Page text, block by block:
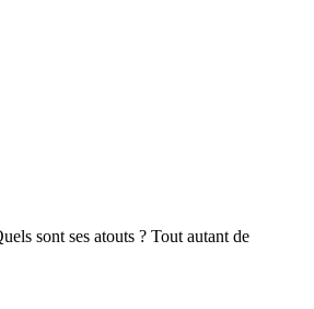
sont ses atouts ? Tout autant de